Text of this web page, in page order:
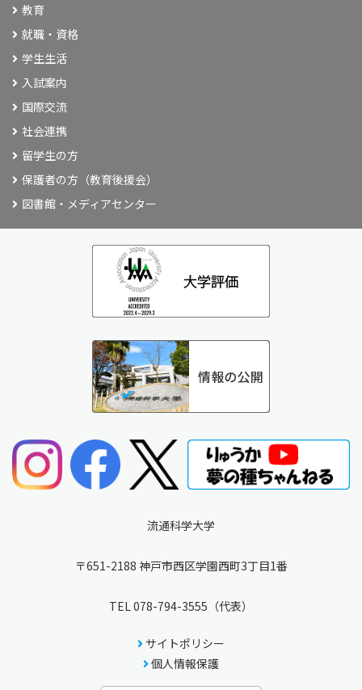
教育
就職・資格
学生生活
入試案内
国際交流
社会連携
留学生の方
保護者の方（教育後援会）
図書館・メディアセンター
流通科学大学
〒651-2188 神戸市西区学園西町3丁目1番
TEL078-794-3555 （代表）
サイトポリシー
個人情報保護